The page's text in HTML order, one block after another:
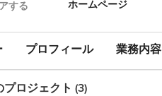
する ホームページ
プロフィール 業務内容
ロジェクト (3)